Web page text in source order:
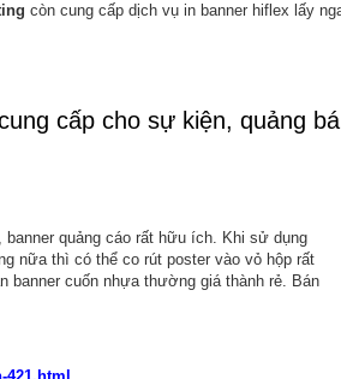
còn cung cấp dịch vụ in banner hiflex lấy
cấp cho sự kiện, quảng bá
quảng cáo rất hữu ích. Khi sử dụng
nữa thì có thể co rút poster vào vỏ hộp rất
banner cuốn nhựa thường giá thành rẻ. Bán
421.html